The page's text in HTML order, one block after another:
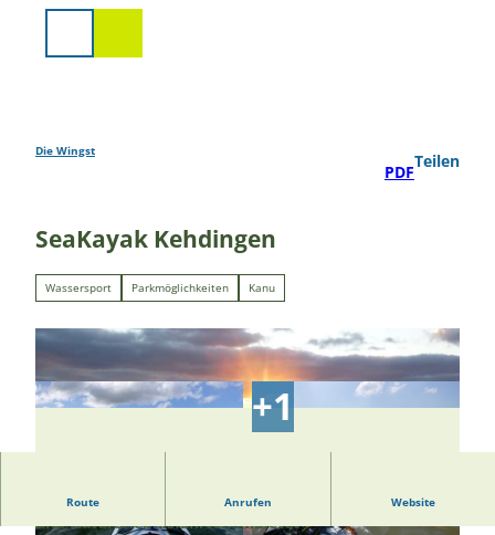
Die Wingst
PDF
Teilen
SeaKayak Kehdingen
Wassersport Parkmöglichkeiten Kanu
Route Anrufen Website
SeaKayak Kehdingen ist eine Kajakschule, die Kurse
und Naturerlebnisfahrten anbietet